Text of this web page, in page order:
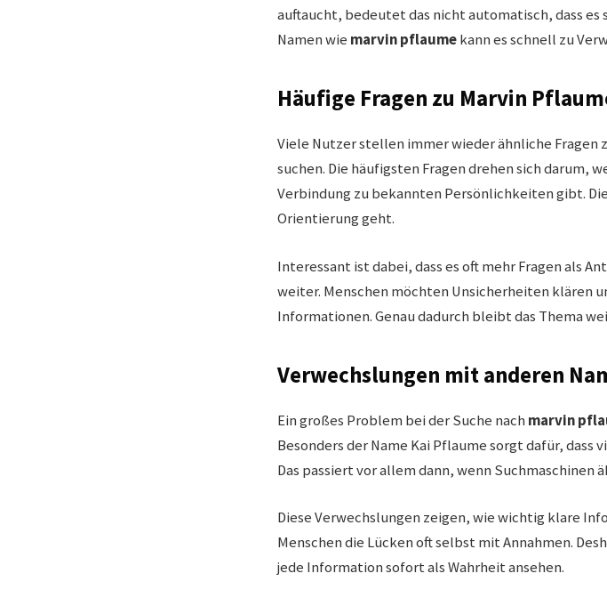
auftaucht, bedeutet das nicht automatisch, dass es
Namen wie marvin pflaumekann es schnell zu
Häufige Fragen zu Marvin
Viele Nutzer stellen immer wieder ähnliche Fragen
suchen. Die häufigsten Fragen drehen sich darum,
Verbindung zu bekannten Persönlichkeiten gibt.
Orientierung geht.
Interessant ist dabei, dass es oft mehr Fragen als
weiter. Menschen möchten Unsicherheiten klären
Informationen. Genau dadurch bleibt das Thema
Verwechslungen mit anderen
Ein großes Problem bei der Suche nach marvin
Besonders der Name Kai Pflaume sorgt dafür,
Das passiert vor allem dann, wenn
Diese Verwechslungen zeigen, wie wichtig klare
Menschen die Lücken oft selbst mit Annahmen.
jede Information sofort als Wahrheit ansehen.